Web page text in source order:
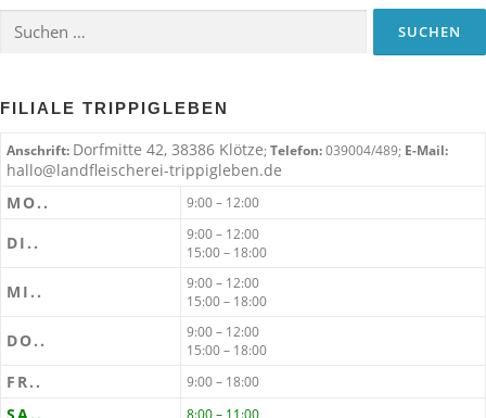
nach:
FILIALE TRIPPIGLEBEN
Anschrift: Dorfmitte 42, 38386 Klötze; Telefon:039004/489; E-Mail:
hallo@landfleischerei-trippigleben.de
MO..
9:00 – 12:00
DI..
9:00 – 12:00
15:00 – 18:00
MI..
9:00 – 12:00
15:00 – 18:00
DO..
9:00 – 12:00
15:00 – 18:00
FR.. 9:00 – 18:00